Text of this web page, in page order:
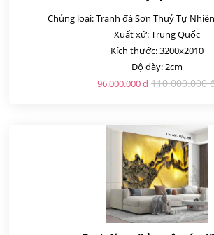
Chủng loại: Tranh đá Sơn Thuỷ Tự
Xuất xứ: Trung Quốc
Kích thước: 3200x2010
Độ dày: 2cm
96.000.000 đ 110.000.000